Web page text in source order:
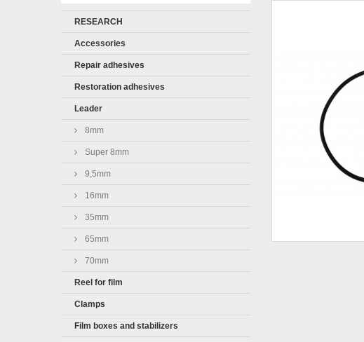
RESEARCH
Accessories
Repair adhesives
Restoration adhesives
Leader
8mm
Super 8mm
9,5mm
16mm
35mm
65mm
70mm
Reel for film
Clamps
Film boxes and stabilizers